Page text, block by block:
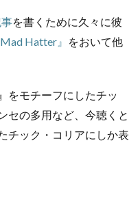
を書くために久々に彼
Mad Hatter』 をおいて他
をモチーフにしたチッ
セの多用など、今聴くと
チック・コリアにしか表